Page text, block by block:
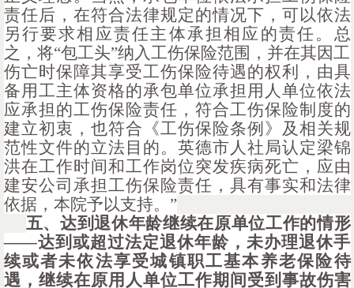
责任后，在符合法律规定的情况下，可以依法
另行要求相应责任主体承担相应的责任。总
之，将“包工头”纳入工伤保险范围，并在其因工
伤亡时保障其享受工伤保险待遇的权利，由具
备用工主体资格的承包单位承担用人单位依法
应承担的工伤保险责任，符合工伤保险制度的
建立初衷，也符合《工伤保险条例》及相关规
范性文件的立法目的。英德市人社局认定梁锦
洪在工作时间和工作岗位突发疾病死亡，应由
建安公司承担工伤保险责任，具有事实和法律
依据，本院予以支持。”
五、 达到退休年龄继续在原单位工作的情形
——达到或超过法定退休年龄，未办理退休手
续或者未依法享受城镇职工基本养老保险待
遇，继续在原用人单位工作期间受到事故伤害